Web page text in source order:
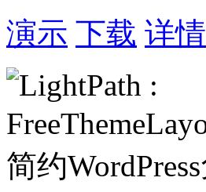
演示 下载 详情